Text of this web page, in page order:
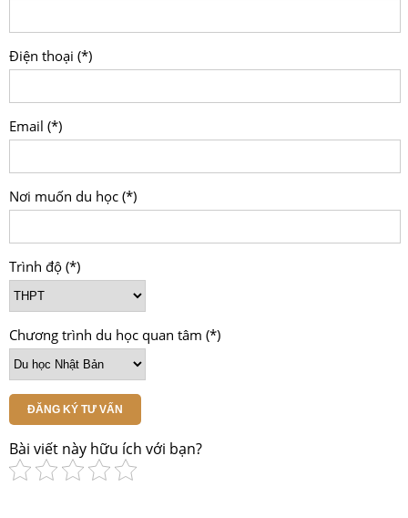
Điện thoại (*)
Email (*)
Nơi muốn du học (*)
Trình độ (*)
Chương trình du học quan tâm (*)
ĐĂNG KÝ TƯ VẤN
Bài viết này hữu ích với bạn?